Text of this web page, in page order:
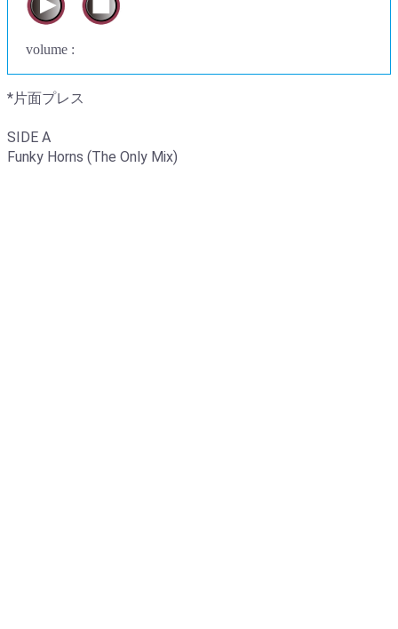
volume :
*片面プレス
SIDE A
Funky Horns (The Only Mix)